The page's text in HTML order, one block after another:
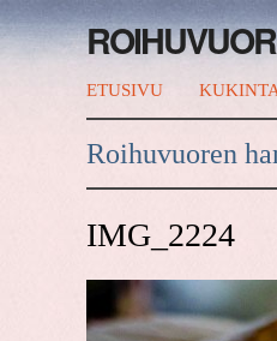
ETUSIVU
Roihuvuoren
IMG_2224